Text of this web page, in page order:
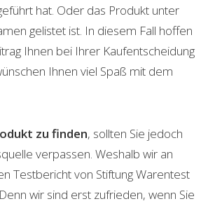
hat. Oder das Produkt unter
gelistet ist. In diesem Fall hoffen
Ihnen bei Ihrer Kaufentscheidung
Ihnen viel Spaß mit dem
zu finden, sollten Sie jedoch
verpassen. Weshalb wir an
Testbericht von Stiftung Warentest
wir sind erst zufrieden, wenn Sie